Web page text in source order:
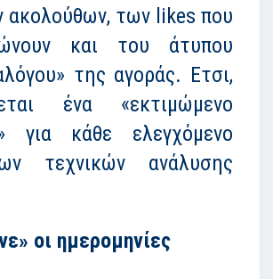
ακολούθων, των likes που
και του άτυπου
της αγοράς. Ετσι,
ένα «εκτιμώμενο
για κάθε ελεγχόμενο
τεχνικών ανάλυσης
οι ημερομηνίες